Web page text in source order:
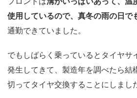
使用しているので、真冬の雨の日で
通勤できていました。
でもしばらく乗っているとタイヤサ
発生してきて、製造年を調べたら結
切ってタイヤ交換することにしまし